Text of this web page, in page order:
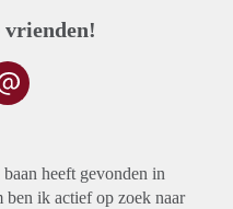
vrienden!
heeft gevonden in
ben ik actief op zoek naar